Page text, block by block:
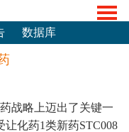
数据库
战略上迈出了关键一
化药1类新药STC008